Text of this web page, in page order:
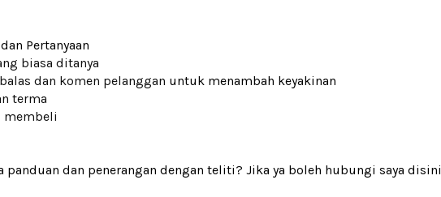
Pertanyaan
biasa ditanya
dan komen pelanggan untuk menambah keyakinan
terma
membeli
panduan dan penerangan dengan teliti? Jika ya boleh hubungi saya disini